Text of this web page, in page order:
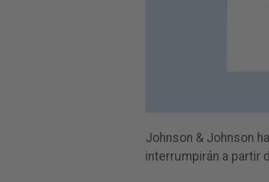
Johnson & Johnson
interrumpirán a partir